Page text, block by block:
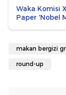
Waka Komisi
Paper 'Nobel
makan bergizi
round-up